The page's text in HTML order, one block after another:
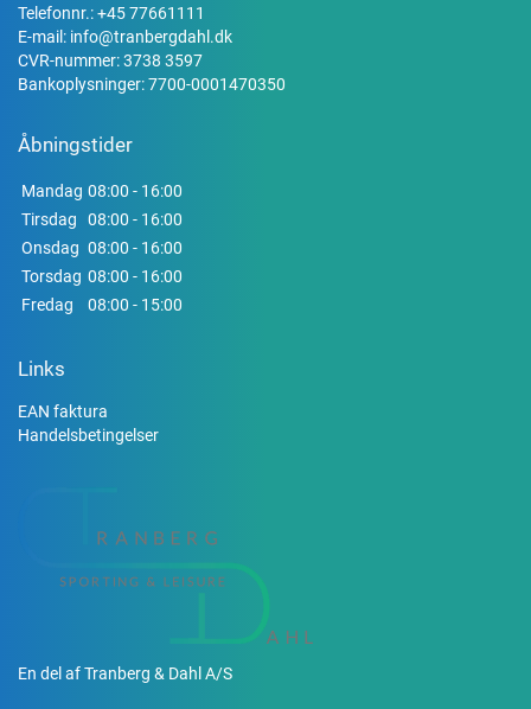
Telefonnr.:+45 77661111
E-mail: info@tranbergdahl.dk
CVR-nummer: 3738 3597
Bankoplysninger: 7700-0001470350
Åbningstider
Mandag 08:00 - 16:00
Tirsdag
08:00 - 16:00
Onsdag 08:00 - 16:00
Torsdag 08:00 - 16:00
Fredag
08:00 - 15:00
Links
EAN faktura
Handelsbetingelser
En del af Tranberg & Dahl A/S